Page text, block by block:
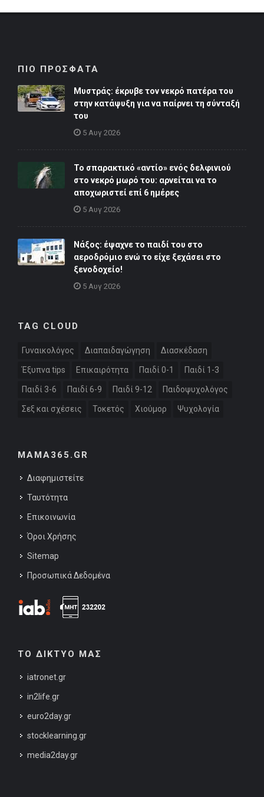
ΠΙΟ ΠΡΟΣΦΑΤΑ
Μυστράς: έκρυβε τον νεκρό πατέρα του
στην κατάψυξη για να παίρνει τη σύνταξή
του
5 Αυγ 2026
Το σπαρακτικό «αντίο» ενός δελφινιού
στο νεκρό μωρό του: αρνείται να το
αποχωριστεί επί 6 ημέρες
5 Αυγ 2026
Νάξος: έψαχνε το παιδί του στο
αεροδρόμιο ενώ το είχε ξεχάσει στο
ξενοδοχείο!
5 Αυγ 2026
TAG CLOUD
Γυναικολόγος Διαπαιδαγώγηση Διασκέδαση
Έξυπνα tips Επικαιρότητα Παιδί 0-1 Παιδί 1-3
Παιδί 3-6 Παιδί 6-9 Παιδί 9-12 Παιδοψυχολόγος
Σεξ και σχέσεις Τοκετός Χιούμορ Ψυχολογία
MAMA365.GR
Διαφημιστείτε
Ταυτότητα
Επικοινωνία
Όροι Χρήσης
Sitemap
Προσωπικά Δεδομένα
ΤΟ ΔΙΚΤΥΟ ΜΑΣ
iatronet.gr
in2life.gr
euro2day.gr
stocklearning.gr
media2day.gr